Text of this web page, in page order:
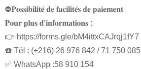
⛔𝐏𝐨𝐬𝐬𝐢𝐛𝐢𝐥𝐢𝐭𝐞́ 𝐝𝐞 𝐟𝐚𝐜𝐢𝐥𝐢𝐭𝐞́𝐬 𝐝𝐞 𝐩𝐚𝐢𝐞𝐦𝐞𝐧𝐭
𝐏𝐨𝐮𝐫 𝐩𝐥𝐮𝐬 𝐝’𝐢𝐧𝐟𝐨𝐫𝐦𝐚𝐭𝐢𝐨𝐧𝐬 :
👉 https://forms.gle/bM4ittxCAJrqj1fY7
☎️ Tél : (+216) 26 976 842 / 71 750 085
✅ WhatsApp :58 910 154